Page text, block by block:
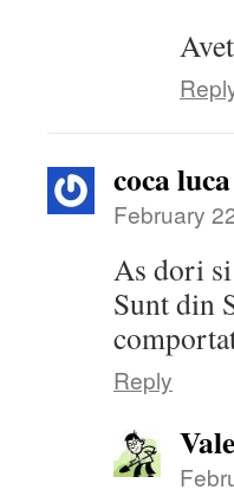
coca luca
February
As dori
Sunt din
Reply